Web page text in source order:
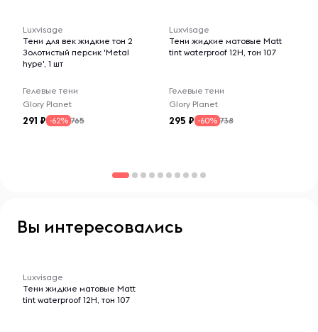
Luxvisage
Тени для век жидкие тон 2
Золотистый персик 'Metal
hype', 1 шт
Гелевые тени
Glory Planet
291 -62% 765
Luxvisage
Тени жидкие матовые Matt
tint waterproof 12H, тон 107
Гелевые тени
Glory Planet
295 -60% 738
Вы интересовались
Luxvisage
Тени жидкие матовые Matt
tint waterproof 12H, тон 107